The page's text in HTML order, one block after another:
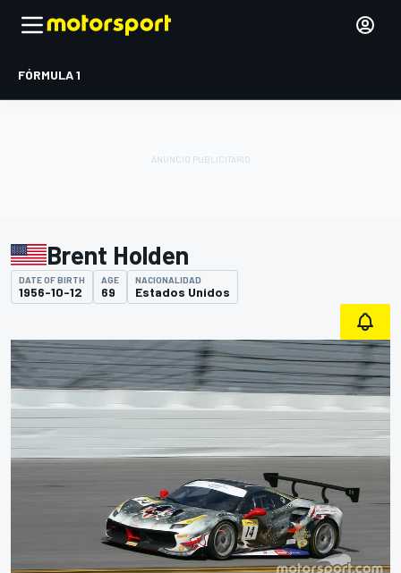
FÓRMULA 1
Brent Holden
DATE OF BIRTH
1956-10-12
AGE
69
NACIONALIDAD
Estados Unidos